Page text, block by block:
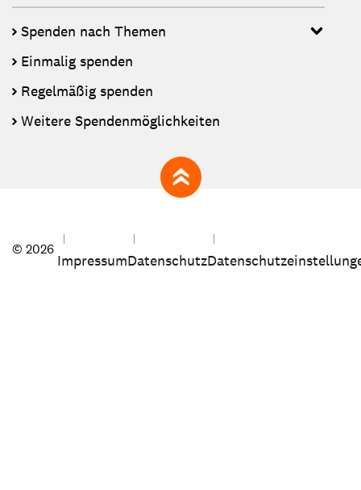
Spenden nach Themen
Einmalig spenden
Regelmäßig spenden
Weitere Spendenmöglichkeiten
zum Seitenanfang
© 2026
ImpressumDatenschutz